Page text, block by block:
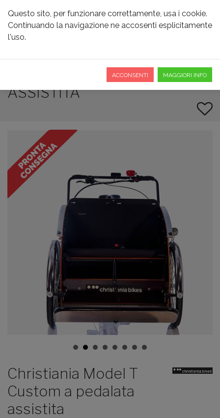
CHRISTIANIA MODEL T
CUSTOM A PEDALATA
ASSISTITA
Christiania Model T
Custom a pedalata
assistita
Questo sito, per funzionare correttamente, usa i cookie.
Continuando la navigazione ne accosenti esplicitamente
l'uso.
ACCONSENTI MAGGIORI INFO